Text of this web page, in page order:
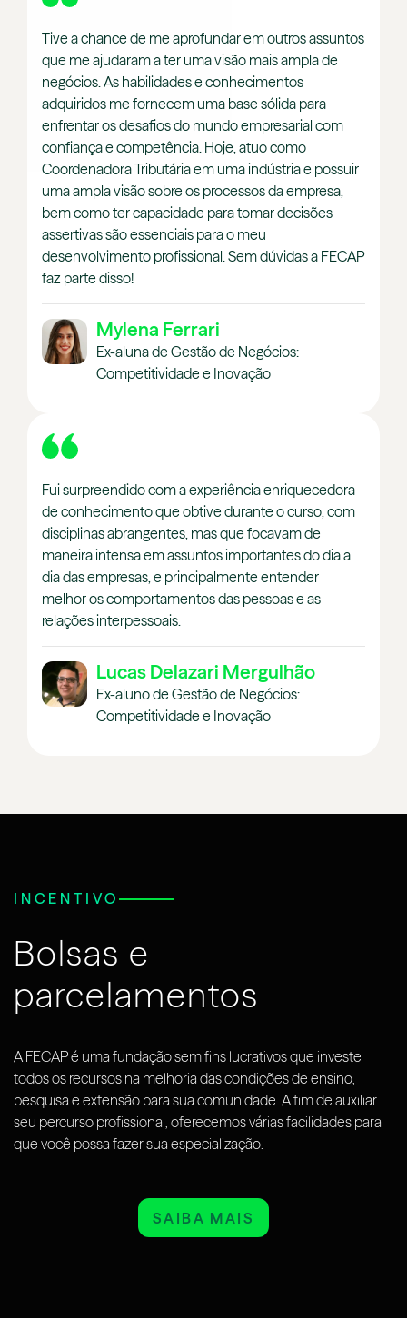
Tive a chance de me aprofundar em outros assuntos
que me ajudaram a ter uma visão mais ampla de
negócios. As habilidades e conhecimentos
adquiridos me fornecem uma base sólida para
enfrentar os desafios do mundo empresarial com
confiança e competência. Hoje, atuo como
Coordenadora Tributária em uma indústria e possuir
uma ampla visão sobre os processos da empresa,
bem como ter capacidade para tomar decisões
assertivas são essenciais para o meu
desenvolvimento profissional. Sem dúvidas a FECAP
faz parte disso!
Mylena Ferrari
Ex-aluna de Gestão de Negócios:
Competitividade e Inovação
Fui surpreendido com a experiência enriquecedora
de conhecimento que obtive durante o curso, com
disciplinas abrangentes, mas que focavam de
maneira intensa em assuntos importantes do dia a
dia das empresas, e principalmente entender
melhor os comportamentos das pessoas e as
relações interpessoais.
Lucas Delazari Mergulhão
Ex-aluno de Gestão de Negócios:
Competitividade e Inovação
INCENTIVO
Bolsas e
parcelamentos
A FECAP é uma fundação sem fins lucrativos que investe
todos os recursos na melhoria das condições de ensino,
pesquisa e extensão para sua comunidade. A fim de auxiliar
seu percurso profissional, oferecemos várias facilidades para
que você possa fazer sua especialização.
SAIBA MAIS